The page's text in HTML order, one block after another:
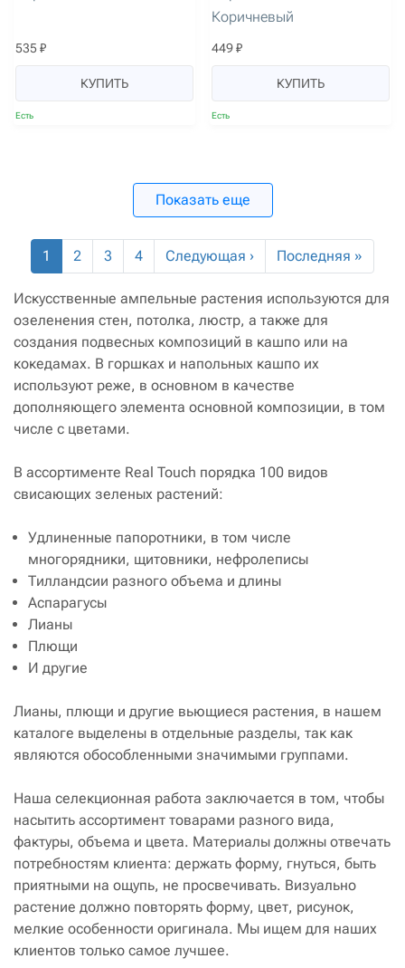
535 ₽
КУПИТЬ
Есть
Коричневый
449 ₽
КУПИТЬ
Есть
Показать еще
1 2 3 4 Следующая › Последняя »
Искусственные ампельные растения используются для
озеленения стен, потолка, люстр, а также для
создания подвесных композиций в кашпо или на
кокедамах. В горшках и напольных кашпо их
используют реже, в основном в качестве
дополняющего элемента основной композиции, в том
числе с цветами.
В ассортименте Real Touch порядка 100 видов
свисающих зеленых растений:
Удлиненные папоротники, в том числе
многорядники, щитовники, нефролеписы
Тилландсии разного объема и длины
Аспарагусы
Лианы
Плющи
И другие
Лианы, плющи и другие вьющиеся растения, в нашем
каталоге выделены в отдельные разделы, так как
являются обособленными значимыми группами.
Наша селекционная работа заключается в том, чтобы
насытить ассортимент товарами разного вида,
фактуры, объема и цвета. Материалы должны отвечать
потребностям клиента: держать форму, гнуться, быть
приятными на ощупь, не просвечивать. Визуально
растение должно повторять форму, цвет, рисунок,
мелкие особенности оригинала. Мы ищем для наших
клиентов только самое лучшее.